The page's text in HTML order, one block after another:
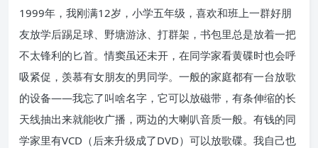
1999年，我刚满12岁，小学五年级，喜欢和班上一群好朋
友放学后踢足球、野塘游泳、打群架，书包里总是放着一把
不太锋利的匕首。情窦虽还未开，在同学家看黄碟时也会呼
吸紧促，羡慕有女朋友的男同学。一般的家庭都有一台放歌
的设备——我忘了叫啥名字，它可以放磁带，有条伸缩的长
天线抽出来就能收广播，两边的大喇叭音质一般。有钱的同
学家里有VCD（后来升级成了DVD）可以放歌碟。我自己也